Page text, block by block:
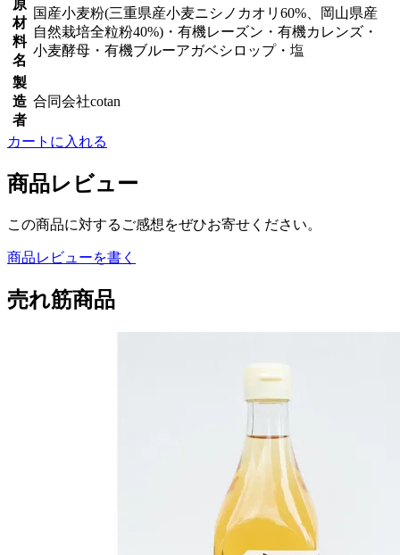
原
材
料
名
国産小麦粉(三重県産小麦ニシノカオリ60%、岡山県産
自然栽培全粒粉40%)・有機レーズン・有機カレンズ・
小麦酵母・有機ブルーアガベシロップ・塩
製
造
者
合同会社cotan
カートに入れる
商品レビュー
この商品に対するご感想をぜひお寄せください。
商品レビューを書く
売れ筋商品